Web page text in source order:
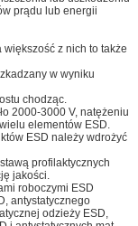
prądu lub energii
większość z nich to także
w wyniku
chodząc.
2000-3000 V, natężeniu
elementów ESD.
ESD należy wdrożyć
profilaktycznych
jakości.
roboczymi ESD
antystatycznego
odzieży ESD,